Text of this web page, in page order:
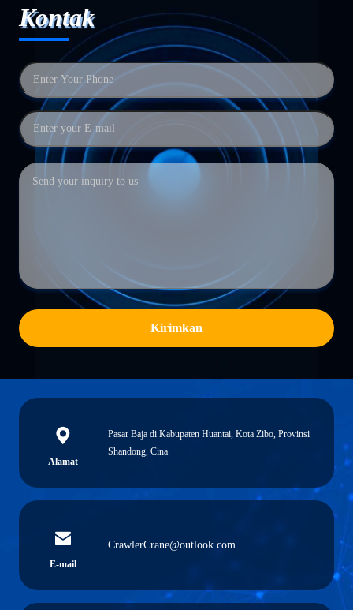
Kontak
Kirimkan
Alamat
Pasar Baja di Kabupaten Huantai, Kota Zibo, Provinsi
Shandong, Cina
E-mail
CrawlerCrane@outlook.com